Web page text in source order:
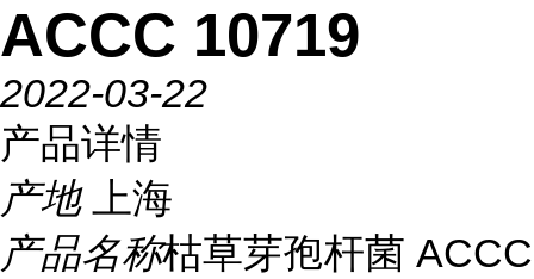
ACCC 10719
2022-03-22
产品详情
产地
上海
产品名称枯草芽孢杆菌 ACCC